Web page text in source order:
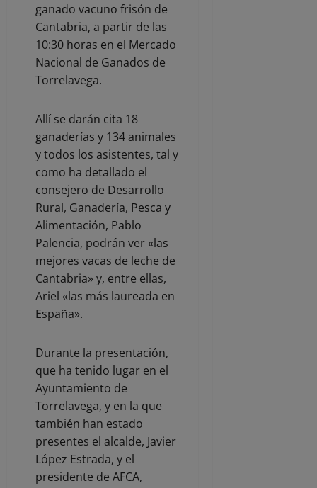
ganado vacuno frisón de
Cantabria, a partir de las
10:30 horas en el Mercado
Nacional de Ganados de
Torrelavega.
Allí se darán cita 18
ganaderías y 134 animales
y todos los asistentes, tal y
como ha detallado el
consejero de Desarrollo
Rural, Ganadería, Pesca y
Alimentación, Pablo
Palencia, podrán ver «las
mejores vacas de leche de
Cantabria» y, entre ellas,
Ariel «las más laureada en
España».
Durante la presentación,
que ha tenido lugar en el
Ayuntamiento de
Torrelavega, y en la que
también han estado
presentes el alcalde, Javier
López Estrada, y el
presidente de AFCA,